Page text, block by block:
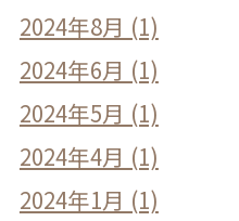
2024年8月 (1)
2024年6月 (1)
2024年5月 (1)
2024年4月 (1)
2024年1月 (1)